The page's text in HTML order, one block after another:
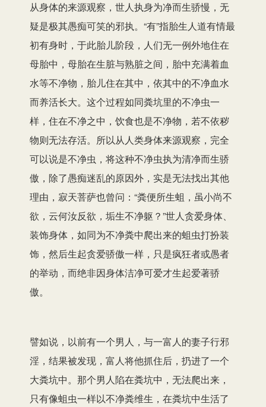
从身体的来源观察，世人执身为净而生骄慢，无
疑是极其愚痴可笑的邪执。“有”指胎生人道有情最
初有身时，于此胎儿阶段，人们无一例外地住在
母胎中，母胎在生脏与熟脏之间，胎中充满着血
水等不净物，胎儿住在其中，依其中的不净血水
而养活长大。这个过程如同粪坑里的不净虫一
样，住在不净之中，饮食也是不净物，若不依秽
物则无法存活。所以从人类身体来源观察，完全
可以说是不净虫，将这种不净虫执为清净而生骄
傲，除了愚痴迷乱的原因外，实是无法找出其他
理由，寂天菩萨也曾问：“粪便所生蛆，虽小尚不
欲，云何汝反欲，垢生不净躯？”世人贪爱身体、
装饰身体，如同为不净粪中爬出来的蛆虫打扮装
饰，然后生起贪爱骄傲一样，只是疯狂者或愚者
的举动，而绝非因身体洁净可爱才生起爱著骄
傲。
譬如说，以前有一个男人，与一富人的妻子行邪
淫，结果被发现，富人将他抓住后，扔进了一个
大粪坑中。那个男人陷在粪坑中，无法爬出来，
只有像蛆虫一样以不净粪维生，在粪坑中生活了